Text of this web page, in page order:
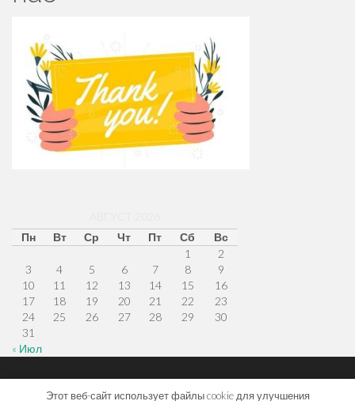
Пн
Вт Ср Чт Пт Сб
Вс
1
2
3
4 5 6 7 8
9
10
11 12 13 14 15
16
17
18 19 20 21 22
23
24
25 26 27 28 29
30
31
« Июл
Меню
Этот веб-сайт использует файлы cookie для улучшения